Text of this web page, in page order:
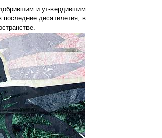
и ут-вердившим
последние десятилетия, в